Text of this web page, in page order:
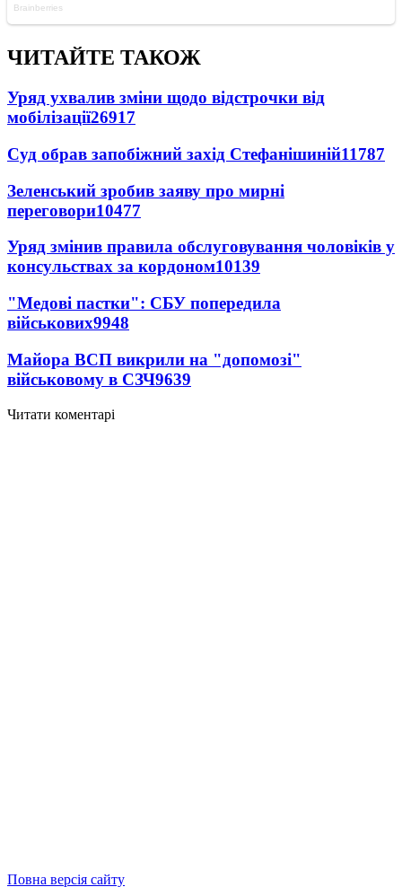
ЧИТАЙТЕ ТАКОЖ
Уряд ухвалив зміни щодо відстрочки від
мобілізації26917
Суд обрав запобіжний захід Стефанішиній11787
Зеленський зробив заяву про мирні
переговори10477
Уряд змінив правила обслуговування чоловіків у
консульствах за кордоном10139
"Медові пастки": СБУ попередила
військових9948
Майора ВСП викрили на "допомозі"
військовому в СЗЧ9639
Читати коментарі
Повна версія сайту